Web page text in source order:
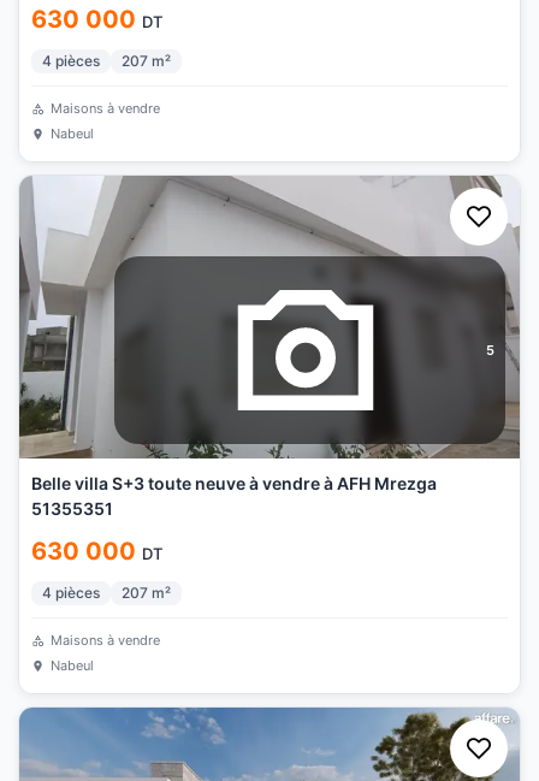
630 000 DT
4 pièces 207 m²
Maisons à vendre
Nabeul
5
Belle villa S+3 toute neuve à vendre à AFH Mrezga
51355351
630 000 DT
4 pièces 207 m²
Maisons à vendre
Nabeul